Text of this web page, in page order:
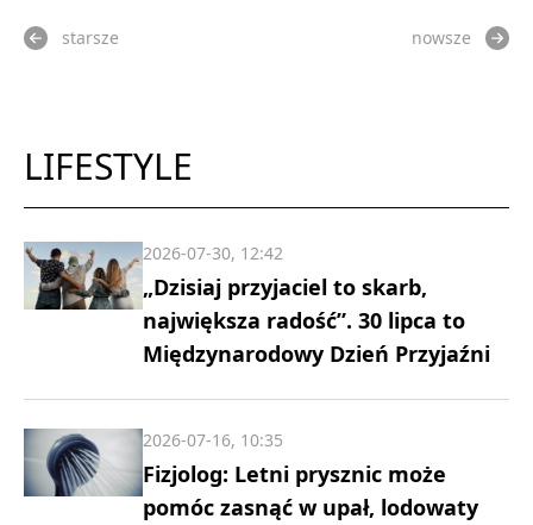
starsze nowsze
LIFESTYLE
„Dzisiaj przyjaciel to skarb,
największa radość”. 30 lipca to
Międzynarodowy Dzień Przyjaźni
2026-07-30, 12:42
Fizjolog: Letni prysznic może
pomóc zasnąć w upał, lodowaty
2026-07-16, 10:35